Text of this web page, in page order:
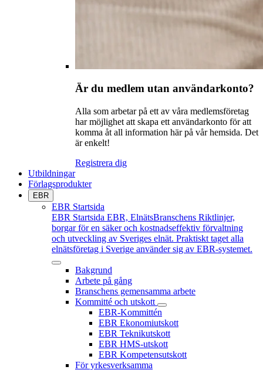
Är du medlem utan användarkonto?
Alla som arbetar på ett av våra medlemsföretag
har möjlighet att skapa ett användarkonto för att
komma åt all information här på vår hemsida. Det
är enkelt!
Registrera dig
Utbildningar
Förlagsprodukter
EBR
EBR Startsida
EBR Startsida EBR, ElnätsBranschens Riktlinjer,
borgar för en säker och kostnadseffektiv förvaltning
och utveckling av Sveriges elnät. Praktiskt taget alla
elnätsföretag i Sverige använder sig av EBR-systemet.
Bakgrund
Arbete på gång
Branschens gemensamma arbete
Kommitté och utskott
EBR-Kommittén
EBR Ekonomiutskott
EBR Teknikutskott
EBR HMS-utskott
EBR Kompetensutskott
För yrkesverksamma